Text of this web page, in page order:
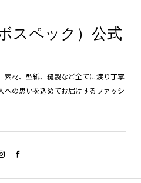
スペック）公式
材、型紙、縫製など全てに渡り丁寧
への思いを込めてお届けするファッシ